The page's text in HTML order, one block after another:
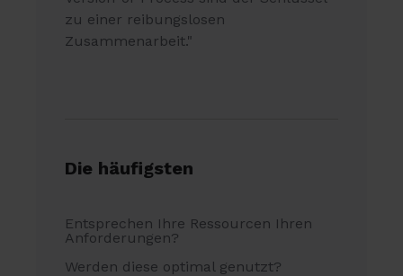
zu einer reibungslosen
Zusammenarbeit."
Die häufigsten
Entsprechen Ihre Ressourcen Ihren
Anforderungen?
Werden diese optimal genutzt?